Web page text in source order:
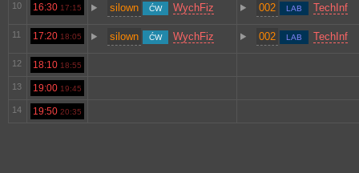
10 16:30 17:15 silown ĆW WychFiz 002 LAB TechInf
11 17:20 18:05 silown ĆW WychFiz 002 LAB TechInf
12 18:10 18:55
13 19:00 19:45
14 19:50 20:35